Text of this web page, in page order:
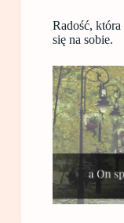
Radość,
się na sobie.